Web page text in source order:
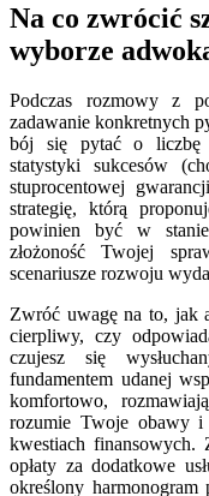
Na co zwrócić
wyborze
Podczas rozmowy z
zadawanie konkretnych
bój się pytać o liczbę
statystyki sukcesów
stuprocentowej
strategię, którą
powinien być w
złożoność Twojej
scenariusze rozwoju
Zwróć uwagę na to, jak
cierpliwy, czy
czujesz się
fundamentem udanej
komfortowo,
rozumie Twoje obawy
kwestiach finansowych.
opłaty za dodatkowe
określony harmonogram